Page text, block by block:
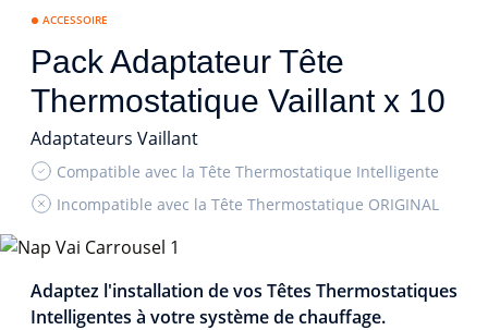
ACCESSOIRE
Pack Adaptateur Tête
Thermostatique Vaillant x 10
Adaptateurs Vaillant
Compatible avec la Tête Thermostatique Intelligente
Incompatible avec la Tête Thermostatique ORIGINAL
Adaptez l'installation de vos Têtes Thermostatiques
Intelligentes à votre système de chauffage.